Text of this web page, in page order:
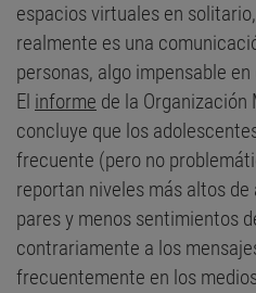
espacios virtuales en
realmente es una
personas, algo impensable
El informe de la Organización
concluye que los
frecuente (pero no
reportan niveles más altos
pares y menos sentimientos
contrariamente a los
frecuentemente en los